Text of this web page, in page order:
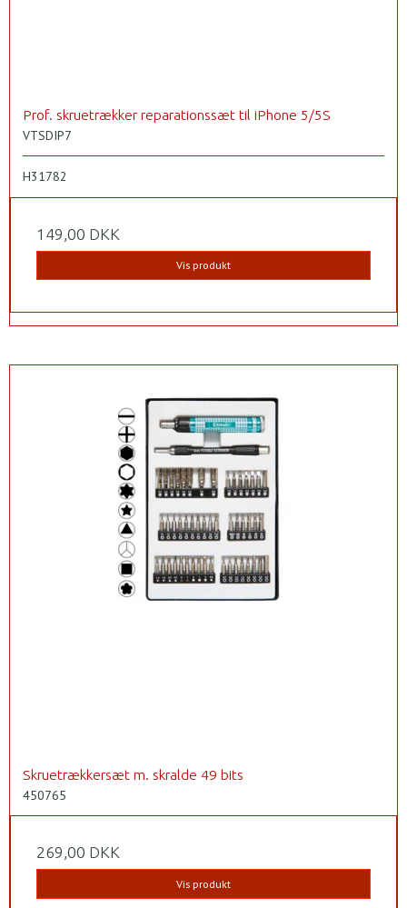
Prof. skruetrækker reparationssæt til iPhone 5/5S
VTSDIP7
H31782
149,00 DKK
Vis produkt
Skruetrækkersæt m. skralde 49 bits
450765
269,00 DKK
Vis produkt